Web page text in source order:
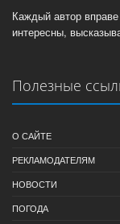
Каждый автор
интересны,
Полезные
О САЙТЕ
РЕКЛАМОДАТЕЛЯМ
НОВОСТИ
ПОГОДА